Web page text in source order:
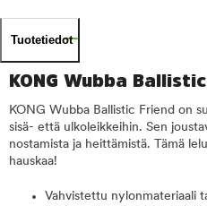
Tuotetiedot
KONG Wubba
KONG Wubba Ballistic Friend on
sisä- että ulkoleikkeihin. Sen
nostamista ja heittämistä. Tämä
hauskaa!
Vahvistettu nylonmateriaali